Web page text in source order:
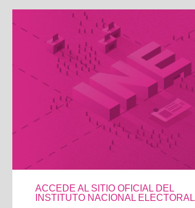
ACCEDE AL SITIO OFICIAL DEL
INSTITUTO NACIONAL ELECTORAL